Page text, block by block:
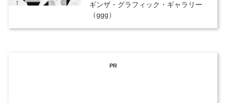
ギンザ・グラフィック・ギャラリー
（ggg）
PR